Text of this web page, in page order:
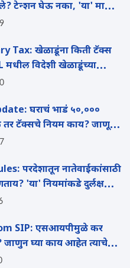
टेन्शन घेऊ नका, 'या' मार्गाने
टॅक्स
किती टॅक्स
मधील विदेशी खेळाडूंच्या
गणित
घराचं भाडं ५०,०००
तर टॅक्सचे नियम काय? जाणून
परदेशातून नातेवाईकांसाठी
'या' नियमांकडे दुर्लक्ष
फटका
SIP: एसआयपीमुळे कर
जाणुन घ्या काय आहेत त्याचे